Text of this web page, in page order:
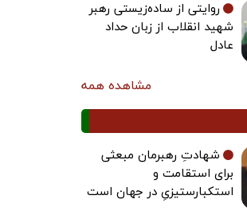
روایتی از ساده‌زیستی رهبر
شهید انقلاب از زبان حداد
عادل
مشاهده همه
شهادتِ رهبرمان مبعثی
برای استقامت و
استکبارستیزیِ در جهان است